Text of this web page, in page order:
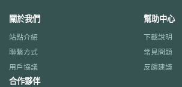
關於我們
站點介紹
聯繫方式
用戶協議
幫助中心
下載說明
常見問題
反饋建議
合作夥伴